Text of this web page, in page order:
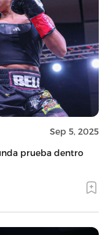
Sep 5, 2025
prueba dentro